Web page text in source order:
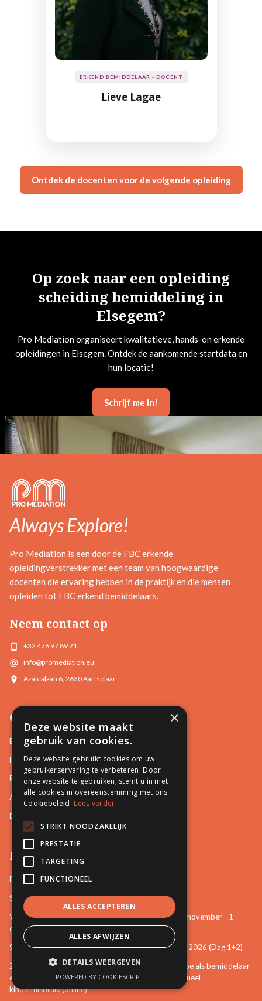
ERKEND BEMIDDELAAR - DOCENT
Lieve Lagae
Ontdek de docenten voor de volgende opleiding
Op zoek naar een opleiding
scheiding bemiddeling in
Elsegem?
Pro Mediation organiseert kwalitatieve, hands-on erkende
opleidingen in Elsegem. Ontdek de aankomende startdata en
hun locatie!
Schrijf me in!
Always Explore!
Pro Mediation is een door de FBC erkende
opleidingverstrekker met een team van hoogwaardige
docenten die ervaring hebben in de praktijk en die mensen
opleiden tot FBC erkend bemiddelaars.
Neem contact op
+32 476 97 89 21
info@promediation.eu
Azalealaan 6, 2630 Aartselaar
Opleidingen
Basisopleidingen
Familiale Bemiddeling
Burgerlijke en Handelszaken
Arbeidsrelaties en Sociale zaken
Bemiddeling in Bestuurszaken
Permanente vorming
De startbasis als erkend bemiddelaar (online)
Starten als bemiddelaar na mijn opleiding
Vertrouwenspersoon van de stem van het kind - 30-november - 1
december 2026 (Dag 3+4)
Stem van het kind en mattenspel - 18+19 november 2026 (Dag 1+2)
Zien, weten, handelen: een eerste verkenning over hoe als bemiddelaar
een bijdrage te leveren aan het voorkomen van seksueel
kindermisbruik (online)
×
Deze website maakt
gebruik van cookies.
Deze website gebruikt cookies om uw
gebruikerservaring te verbeteren. Door
onze website te gebruiken, stemt u in met
alle cookies in overeenstemming met ons
Cookiebeleid. Lees verder
STRIKT NOODZAKELIJK
PRESTATIE
TARGETING
FUNCTIONEEL
ALLES ACCEPTEREN
ALLES AFWIJZEN
DETAILS WEERGEVEN
POWERED BY COOKIESCRIPT